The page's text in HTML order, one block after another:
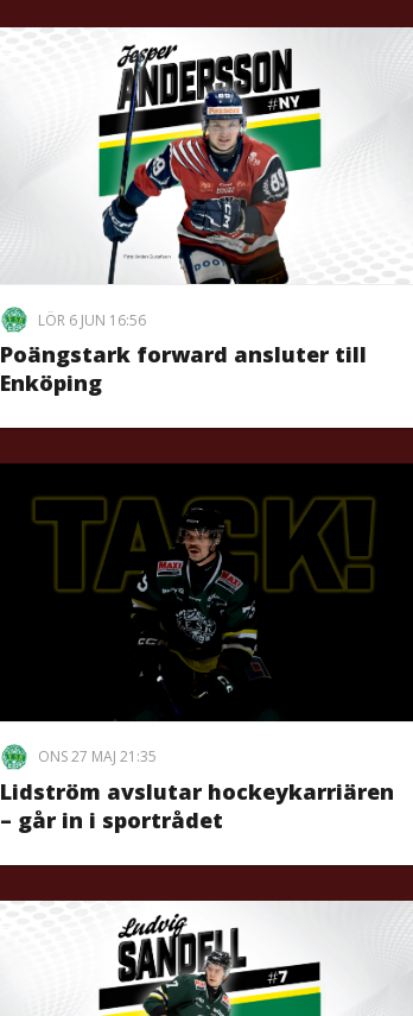
LÖR 6 JUN 16:56
Poängstark forward ansluter till
Enköping
ONS 27 MAJ 21:35
Lidström avslutar hockeykarriären
– går in i sportrådet